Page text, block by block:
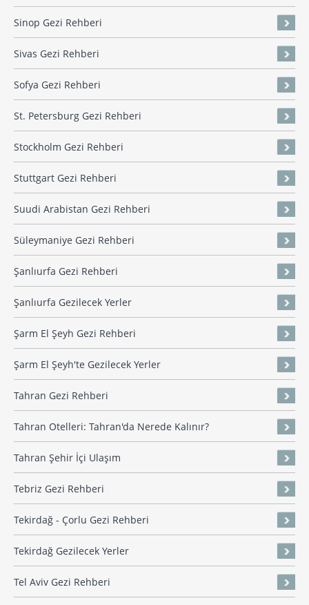
Sinop Gezi Rehberi
Sivas Gezi Rehberi
Sofya Gezi Rehberi
St. Petersburg Gezi Rehberi
Stockholm Gezi Rehberi
Stuttgart Gezi Rehberi
Suudi Arabistan Gezi Rehberi
Süleymaniye Gezi Rehberi
Şanlıurfa Gezi Rehberi
Şanlıurfa Gezilecek Yerler
Şarm El Şeyh Gezi Rehberi
Şarm El Şeyh'te Gezilecek Yerler
Tahran Gezi Rehberi
Tahran Otelleri: Tahran'da Nerede Kalınır?
Tahran Şehir İçi Ulaşım
Tebriz Gezi Rehberi
Tekirdağ - Çorlu Gezi Rehberi
Tekirdağ Gezilecek Yerler
Tel Aviv Gezi Rehberi